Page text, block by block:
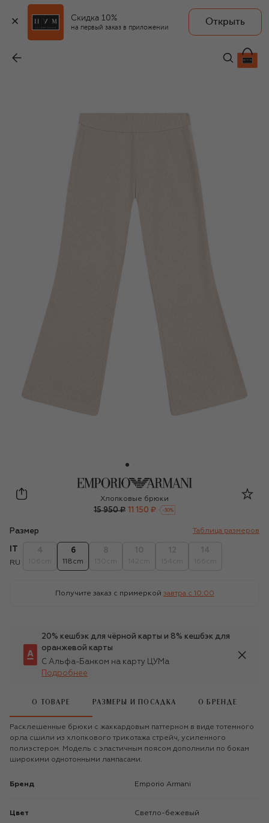
Скидка 10%
на первый заказ в приложении
Открыть
11 150 ₽
Emporio Armani
Хлопковые брюки
15 950 ₽ 11 150 ₽ -30%
Размер Таблица размеров
RU
6
118cm
Получите заказ с примеркой завтра c 10:00
20% кешбэк для чёрной карты и 8% кешбэк для
оранжевой карты
С Альфа-Банком на карту ЦУМа
Подробнее
О ТОВАРЕ РАЗМЕРЫ И ПОСАДКА О БРЕНДЕ
Расклешенные брюки с жаккардовым паттерном в виде тотемного
орла сшили из хлопкового трикотажа стрейч, усиленного
полиэстером. Модель с эластичным поясом дополнили по бокам
широкими однотонными лампасами.
Бренд Emporio Armani
Цвет Светло-бежевый